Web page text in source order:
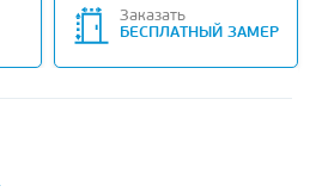
Заказать
БЕСПЛАТНЫЙ ЗАМЕР